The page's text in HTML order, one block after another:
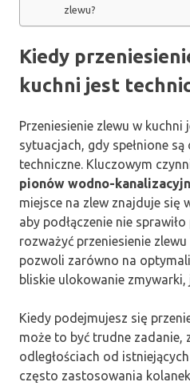
zlewu?
Kiedy
kuchni jest
Przeniesienie zlewu w kuchni
sytuacjach, gdy spełnione
techniczne. Kluczowym
pionów wodno-
miejsce na zlew znajduje się
aby podłączenie nie
rozważyć przeniesienie
pozwoli zarówno na
bliskie ulokowanie zmywarki,
Kiedy podejmujesz się
może to być trudne zadanie,
odległościach od
często zastosowania